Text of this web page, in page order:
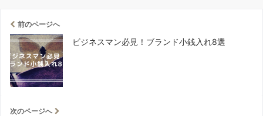
前のページへ
ビジネスマン必見！ブランド小銭入れ8選
次のページへ